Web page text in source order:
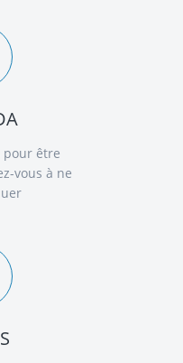
pour être
vous à ne